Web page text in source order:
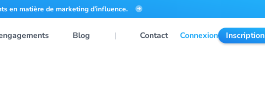
en matière de marketing d’influence.
Blog Contact Connexion Inscription